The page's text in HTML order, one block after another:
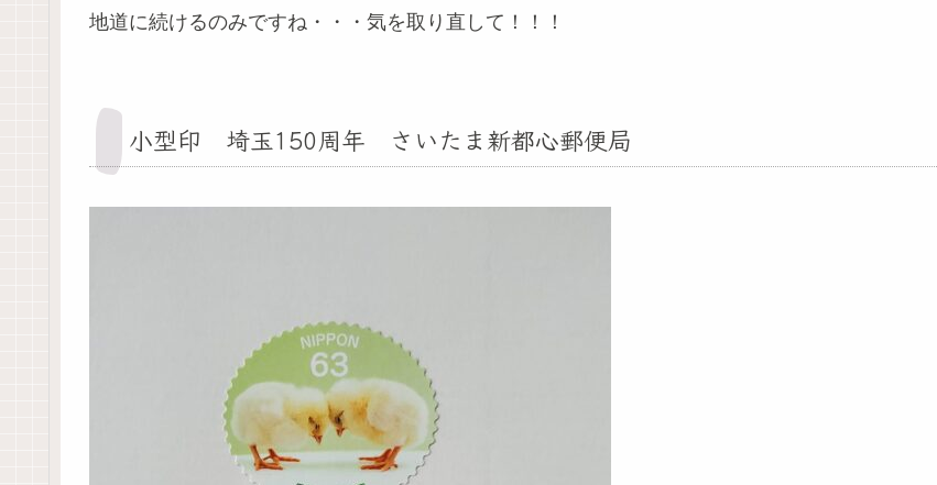
地道に続けるのみですね・・・気を取り直して！！！
小型印 埼玉150周年 さいたま新都心郵便局